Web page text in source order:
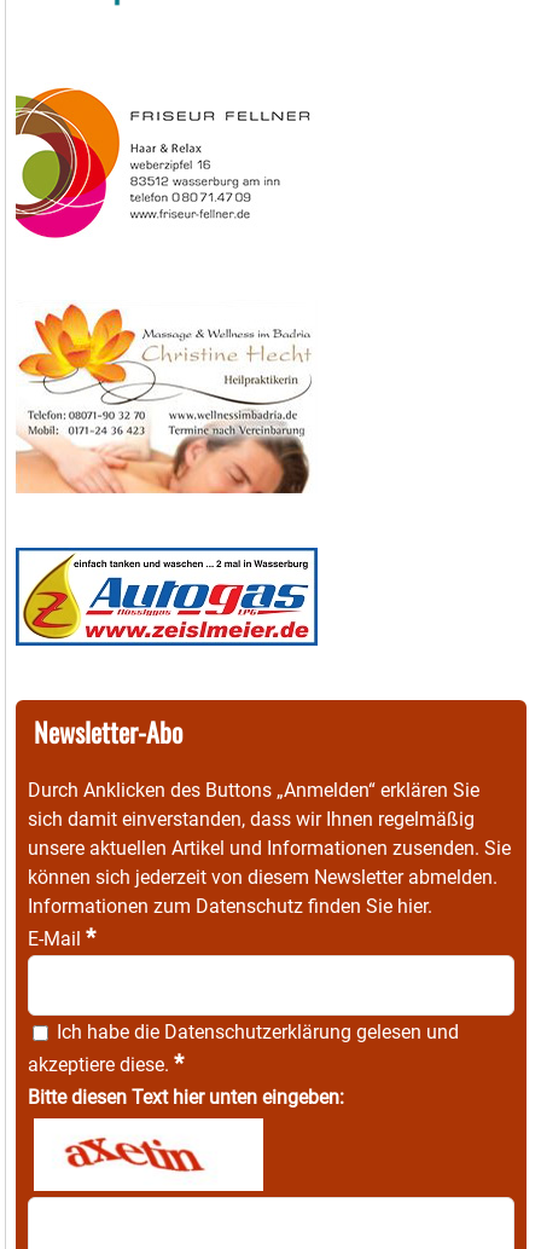
Newsletter-Abo
Durch Anklicken des Buttons „Anmelden“ erklären Sie
sich damit einverstanden, dass wir Ihnen regelmäßig
unsere aktuellen Artikel und Informationen zusenden. Sie
können sich jederzeit von diesem Newsletter abmelden.
Informationen zum Datenschutz finden Sie hier.
E-Mail *
Ich habe die Datenschutzerklärung gelesen und
akzeptiere diese. *
Bitte diesen Text hier unten eingeben: